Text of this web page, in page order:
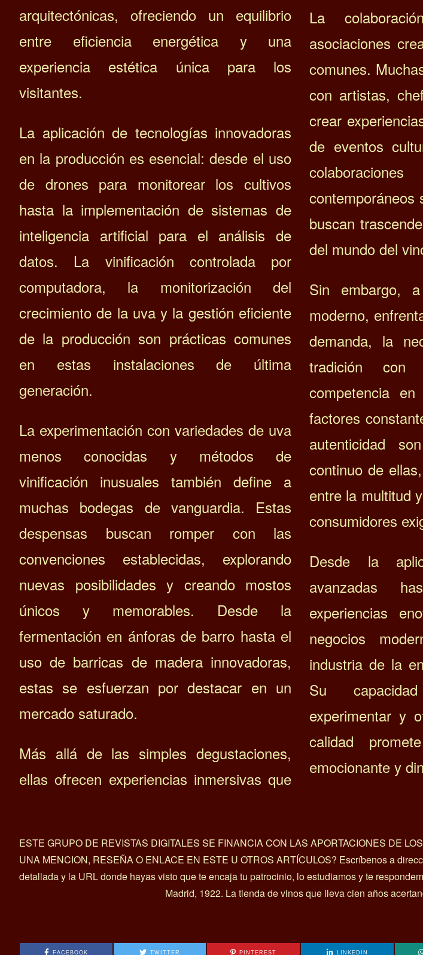
arquitectónicas, ofreciendo un equilibrio
entre eficiencia energética y una
experiencia estética única para los
visitantes.
La aplicación de tecnologías innovadoras
en la producción es esencial: desde el uso
de drones para monitorear los cultivos
hasta la implementación de sistemas de
inteligencia artificial para el análisis de
datos. La vinificación controlada por
computadora, la monitorización del
crecimiento de la uva y la gestión eficiente
de la producción son prácticas comunes
en estas instalaciones de última
generación.
La experimentación con variedades de uva
menos conocidas y métodos de
vinificación inusuales también define a
muchas bodegas de vanguardia. Estas
despensas buscan romper con las
convenciones establecidas, explorando
nuevas posibilidades y creando mostos
únicos y memorables. Desde la
fermentación en ánforas de barro hasta el
uso de barricas de madera innovadoras,
estas se esfuerzan por destacar en un
mercado saturado.
Más allá de las simples degustaciones,
ellas ofrecen experiencias inmersivas que
La
asociaciones
comunes.
con artistas,
crear
de eventos
contemporáneos
buscan
del mundo del
Sin embargo,
moderno,
demanda, la
tradición
competencia
factores
autenticidad
continuo de
entre la multitud
consumidores
Desde la
avanzadas
experiencias
negocios
industria de la
Su
experimentar y
calidad
emocionante y
ESTE GRUPO DE REVISTAS DIGITALES SE FINANCIA CON LAS APORTACIONES DE
UNA MENCION, RESEÑA O ENLACE EN ESTE U OTROS ARTÍCULOS? Escríbenos a
detallada y la URL donde hayas visto que te encaja tu patrocinio, lo estudiamos y te
Madrid, 1922. La tienda de vinos que lleva cien años
FACEBOOK TWITTER PINTEREST LINKEDIN